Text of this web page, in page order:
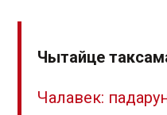
Чытайце
Чалавек: